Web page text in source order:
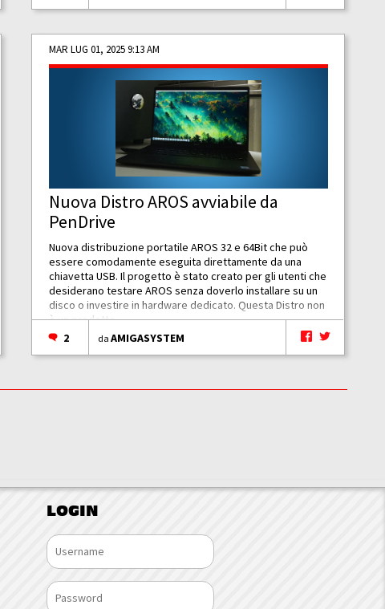
MAR LUG 01, 2025 9:13 AM
Nuova Distro AROS avviabile da
PenDrive
Nuova distribuzione portatile AROS 32 e 64Bit che può
essere comodamente eseguita direttamente da una
chiavetta USB. Il progetto è stato creato per gli utenti che
desiderano testare AROS senza doverlo installare su un
disco o investire in hardware dedicato. Questa Distro non
è un prodotto...
2
daAMIGASYSTEM
LOGIN